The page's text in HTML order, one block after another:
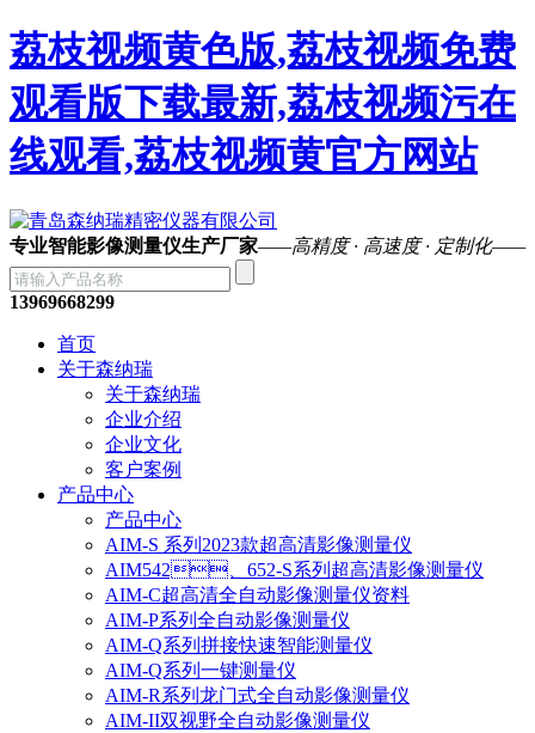
荔枝视频黄色版,荔枝视频免费
观看版下载最新,荔枝视频污在
线观看,荔枝视频黄官方网站
专业智能影像测量仪生产厂家——高精度 · 高速度 · 定制化——
13969668299
首页
关于森纳瑞
关于森纳瑞
企业介绍
企业文化
客户案例
产品中心
产品中心
AIM-S 系列2023款超高清影像测量仪
AIM542、652-S系列超高清影像测量仪
AIM-C超高清全自动影像测量仪资料
AIM-P系列全自动影像测量仪
AIM-Q系列拼接快速智能测量仪
AIM-Q系列一键测量仪
AIM-R系列龙门式全自动影像测量仪
AIM-II双视野全自动影像测量仪